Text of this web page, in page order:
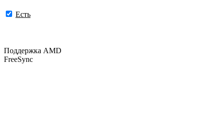
Есть
Поддержка AMD
FreeSync